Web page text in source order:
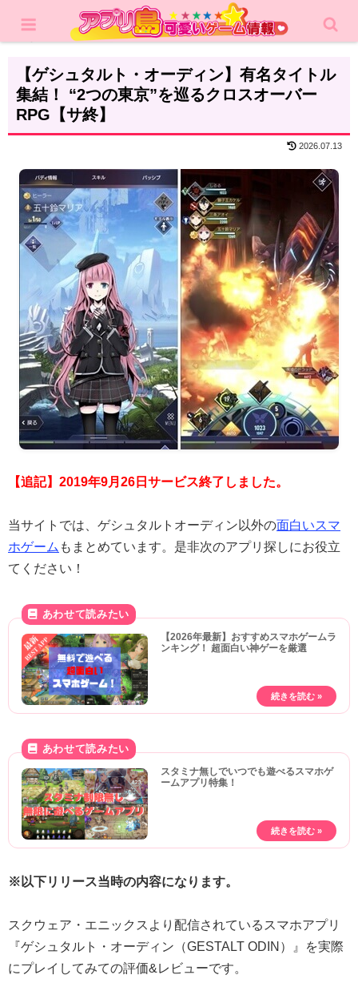
レビュー RPG
【ゲシュタルト・オーディン】有名タイトル
集結！ “2つの東京”を巡るクロスオーバー
RPG【サ終】
2026.07.13
【追記】2019年9月26日サービス終了しました。
当サイトでは、ゲシュタルトオーディン以外の面白いスマ
ホゲーム もまとめています。是非次のアプリ探しにお役立
てください！
【2026年最新】おすすめスマホゲームラ
ンキング！ 超面白い神ゲーを厳選
スタミナ無しでいつでも遊べるスマホゲ
ームアプリ特集！
※以下リリース当時の内容になります。
スクウェア・エニックスより配信されているスマホアプリ
『ゲシュタルト・オーディン（GESTALT ODIN）』を実際
にプレイしてみての評価&レビューです。